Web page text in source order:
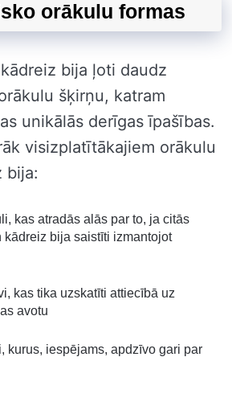
orākulu formas
bija ļoti daudz
šķirņu, katram
unikālās derīgas īpašības.
visizplatītākajiem orākulu
bija:
kas atradās alās par to, ja citās
kādreiz bija saistīti izmantojot
kas tika uzskatīti attiecībā uz
avotu
kurus, iespējams, apdzīvo gari par